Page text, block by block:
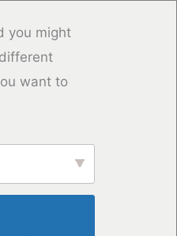
you might
want to